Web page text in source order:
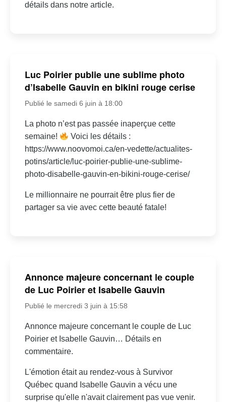
détails dans notre article.
Luc Poirier publie une sublime photo
d’Isabelle Gauvin en bikini rouge cerise
Publié le samedi 6 juin à 18:00
La photo n’est pas passée inaperçue cette
semaine!
Voici les détails :
https://www.noovomoi.ca/en-vedette/actualites-
potins/article/luc-poirier-publie-une-sublime-
photo-disabelle-gauvin-en-bikini-rouge-cerise/
Le millionnaire ne pourrait être plus fier de
partager sa vie avec cette beauté fatale!
Annonce majeure concernant le couple
de Luc Poirier et Isabelle Gauvin
Publié le mercredi 3 juin à 15:58
Annonce majeure concernant le couple de Luc
Poirier et Isabelle Gauvin… Détails en
commentaire.
L'émotion était au rendez-vous à Survivor
Québec quand Isabelle Gauvin a vécu une
surprise qu'elle n'avait clairement pas vue venir.